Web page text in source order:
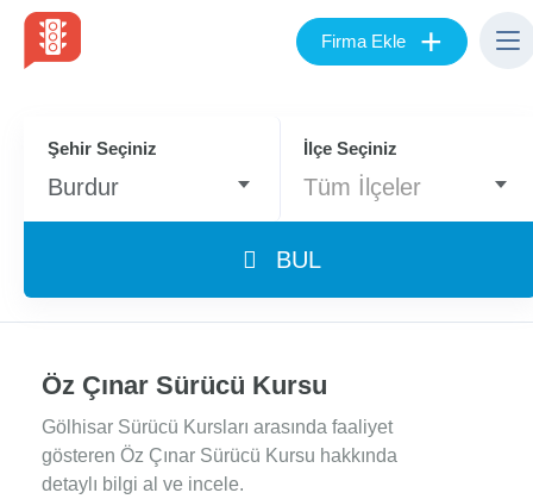
Firma Ekle +
Şehir Seçiniz
Burdur
İlçe Seçiniz
Tüm İlçeler
BUL
Öz Çınar Sürücü Kursu
Gölhisar Sürücü Kursları arasında faaliyet
gösteren Öz Çınar Sürücü Kursu hakkında
detaylı bilgi al ve incele.